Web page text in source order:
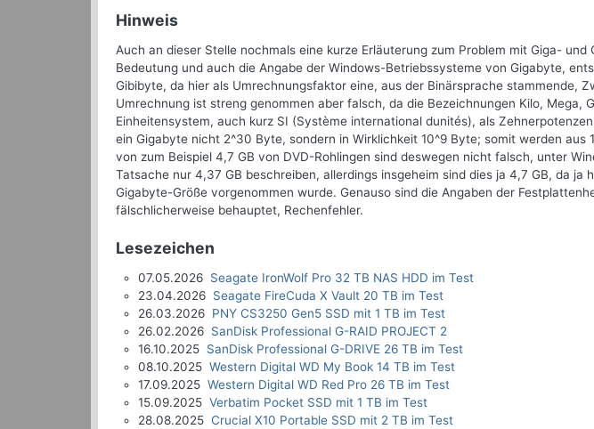
Hinweis
Auch an dieser Stelle nochmals eine kurze Erläuterung zum Problem mit Giga-
Bedeutung und auch die Angabe der Windows-Betriebssysteme von Gigabyte,
Gibibyte, da hier als Umrechnungsfaktor eine, aus der Binärsprache stammende,
Umrechnung ist streng genommen aber falsch, da die Bezeichnungen Kilo, Mega,
Einheitensystem, auch kurz SI (Système international dunités), als
ein Gigabyte nicht 2^30 Byte, sondern in Wirklichkeit 10^9 Byte; somit werden aus
von zum Beispiel 4,7 GB von DVD-Rohlingen sind deswegen nicht falsch, unter
Tatsache nur 4,37 GB beschreiben, allerdings insgeheim sind dies ja 4,7 GB, da ja
Gigabyte-Größe vorgenommen wurde. Genauso sind die Angaben der
fälschlicherweise behauptet, Rechenfehler.
Lesezeichen
07.05.2026 Seagate IronWolf Pro 32 TB NAS HDD im Test
23.04.2026 Seagate FireCuda X Vault 20 TB im Test
26.03.2026 PNY CS3250 Gen5 SSD mit 1 TB im Test
26.02.2026 SanDisk Professional G-RAID PROJECT 2
16.10.2025 SanDisk Professional G-DRIVE 26 TB im Test
08.10.2025 Western Digital WD My Book 14 TB im Test
17.09.2025 Western Digital WD Red Pro 26 TB im Test
15.09.2025 Verbatim Pocket SSD mit 1 TB im Test
28.08.2025 Crucial X10 Portable SSD mit 2 TB im Test